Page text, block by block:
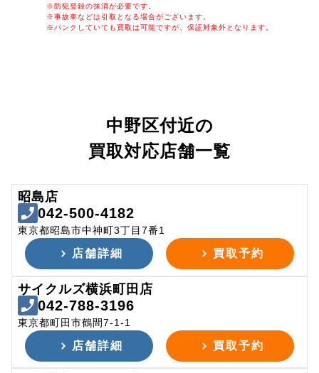
※防犯登録の抹消が必要です。
※事故車などは引取となる場合がございます。
※パンクしていても買取は可能ですが、保証対象外となります。
中野区付近の
買取対応店舗一覧
昭島店
042-500-4182
東京都昭島市中神町3丁目7番1
店舗詳細 買取予約
サイクルズ横浜町田店
042-788-3196
東京都町田市鶴間7-1-1
店舗詳細 買取予約